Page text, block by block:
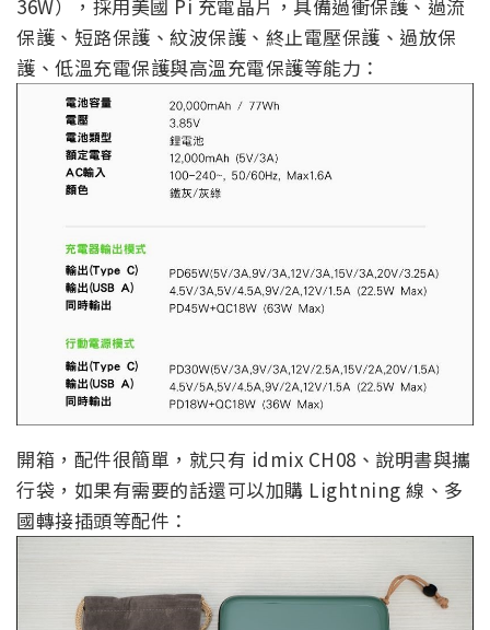
36W），採用美國 Pi 充電晶片，具備過衝保護、過流
保護、短路保護、紋波保護、終止電壓保護、過放保
護、低溫充電保護與高溫充電保護等能力：
開箱，配件很簡單，就只有 idmix CH08、說明書與攜
行袋，如果有需要的話還可以加購 Lightning 線、多
國轉接插頭等配件：